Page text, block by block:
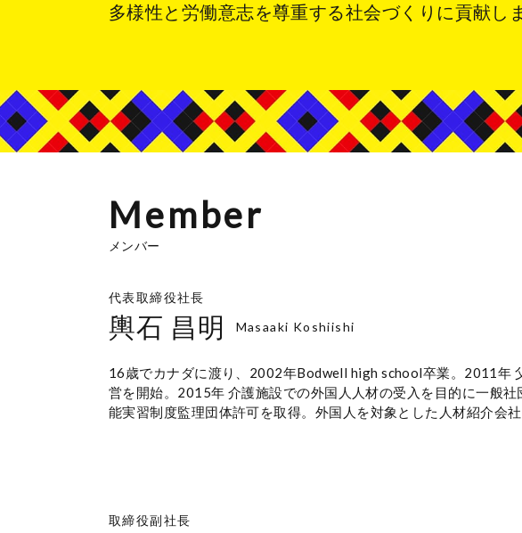
多様性と労働意志を尊重する社会づくりに貢献し
Member
メンバー
代表取締役社⻑
輿⽯ 昌明 Masaaki Koshiishi
16歳でカナダに渡り、2002年Bodwell high school卒業。2011年
営を開始。2015年 介護施設での外国⼈⼈材の受⼊を⽬的に⼀般
能実習制度監理団体許可を取得。外国⼈を対象とした⼈材紹介会
取締役副社⻑